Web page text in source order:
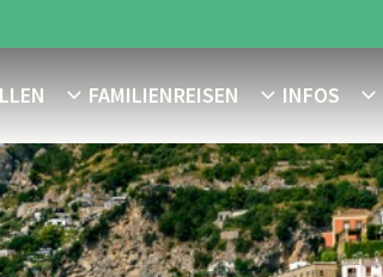
FAMILIENREISEN INFOS